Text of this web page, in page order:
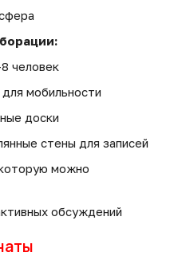
человек
мобильности
доски
стены для записей
можно
обсуждений